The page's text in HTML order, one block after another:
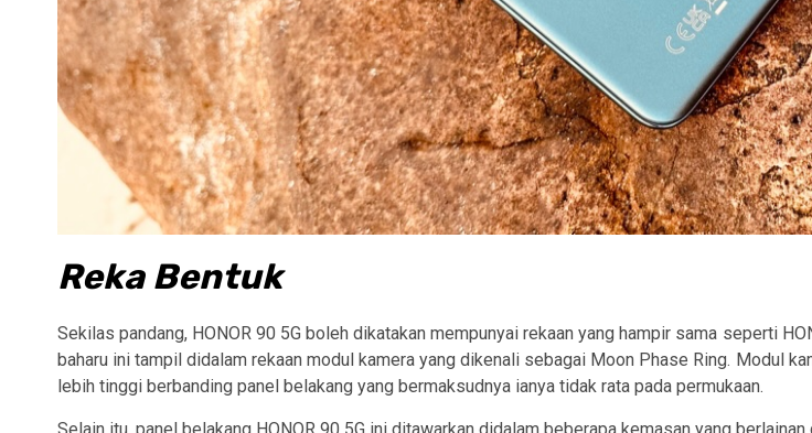
Reka Bentuk
Sekilas pandang, HONOR 90 5G boleh dikatakan mempunyai rekaan yang hampir sama seperti
baharu ini tampil didalam rekaan modul kamera yang dikenali sebagai Moon Phase Ring. Modul
lebih tinggi berbanding panel belakang yang bermaksudnya ianya tidak rata pada permukaan.